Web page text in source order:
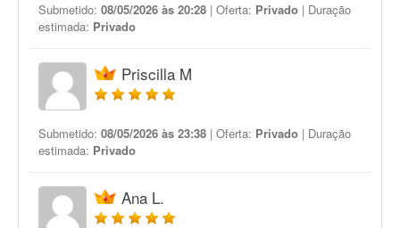
Submetido: 08/05/2026 às 20:28 | Oferta: Privado | Duração
estimada: Privado
Priscilla M
Submetido: 08/05/2026 às 23:38 | Oferta: Privado | Duração
estimada: Privado
Ana L.